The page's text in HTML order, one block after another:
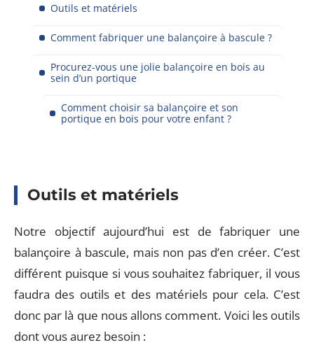
Outils et matériels
Comment fabriquer une balançoire à bascule ?
Procurez-vous une jolie balançoire en bois au
sein d’un portique
Comment choisir sa balançoire et son
portique en bois pour votre enfant ?
Outils et matériels
Notre objectif aujourd’hui est de fabriquer une
balançoire à bascule, mais non pas d’en créer. C’est
différent puisque si vous souhaitez fabriquer, il vous
faudra des outils et des matériels pour cela. C’est
donc par là que nous allons comment. Voici les outils
dont vous aurez besoin :